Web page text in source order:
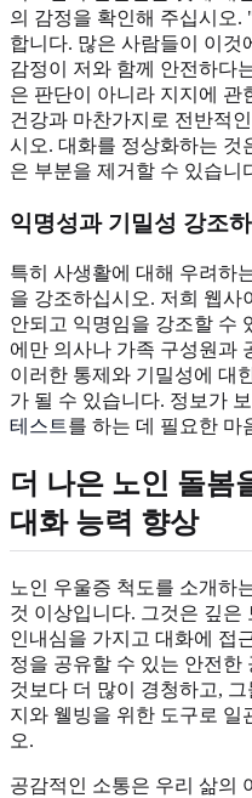
의 감정을 확인해 주십시오.
합니다. 많은 사람들이 이것
감정이 저와 함께 안전하다
은 판단이 아니라 지지에 관
건강과 마찬가지로 전반적
시오. 대화를 정상화하는 것
은 부분을 제거할 수 있습니
익명성과 기밀성 강조하
특히 사생활에 대해 우려하
을 강조하십시오. 저희 웹사
안되고 익명임을 강조할 수
에만 의사나 가족 구성원과
이러한 통제와 기밀성에 대
가 될 수 있습니다. 정보가
테스트를 하는 데 필요한 마
더 나은 노인 돌봄
대화 능력 향상
노인 우울증 척도를 소개하
것 이상입니다. 그것은 깊은
인내심을 가지고 대화에 접
정을 공유할 수 있는 안전한
것보다 더 많이 경청하고,
지와 웰빙을 위한 도구로 일
오.
공감적인 소통은 우리 삶의